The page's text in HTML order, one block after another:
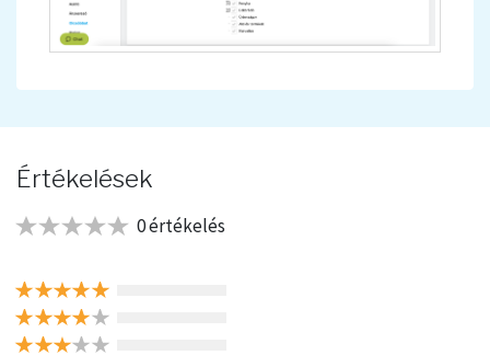
Értékelések
0 értékelés